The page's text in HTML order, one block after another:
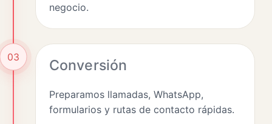
negocio.
03 Conversión
Preparamos llamadas, WhatsApp,
formularios y rutas de contacto rápidas.